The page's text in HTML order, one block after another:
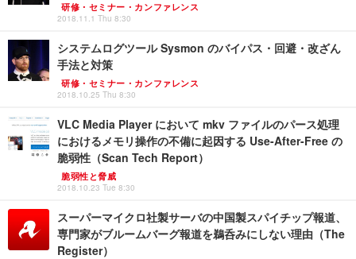
研修・セミナー・カンファレンス
2018.11.1 Thu 8:30
システムログツール Sysmon のバイパス・回避・改ざん
手法と対策
研修・セミナー・カンファレンス
2018.10.25 Thu 8:30
VLC Media Player において mkv ファイルのパース処理
におけるメモリ操作の不備に起因する Use-After-Free の
脆弱性（Scan Tech Report）
脆弱性と脅威
2018.10.23 Tue 8:30
スーパーマイクロ社製サーバの中国製スパイチップ報道、
専門家がブルームバーグ報道を鵜呑みにしない理由（The
Register）